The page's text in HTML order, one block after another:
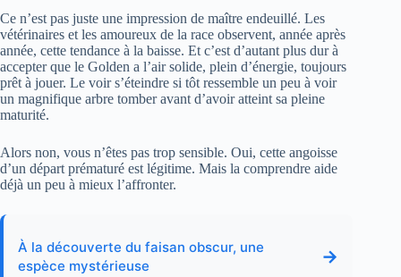
Ce n’est pas juste une impression de maître endeuillé. Les
vétérinaires et les amoureux de la race observent, année après
année, cette tendance à la baisse. Et c’est d’autant plus dur à
accepter que le Golden a l’air solide, plein d’énergie, toujours
prêt à jouer. Le voir s’éteindre si tôt ressemble un peu à voir
un magnifique arbre tomber avant d’avoir atteint sa pleine
maturité.
Alors non, vous n’êtes pas trop sensible. Oui, cette angoisse
d’un départ prématuré est légitime. Mais la comprendre aide
déjà un peu à mieux l’affronter.
À la découverte du faisan obscur, une
espèce mystérieuse
→